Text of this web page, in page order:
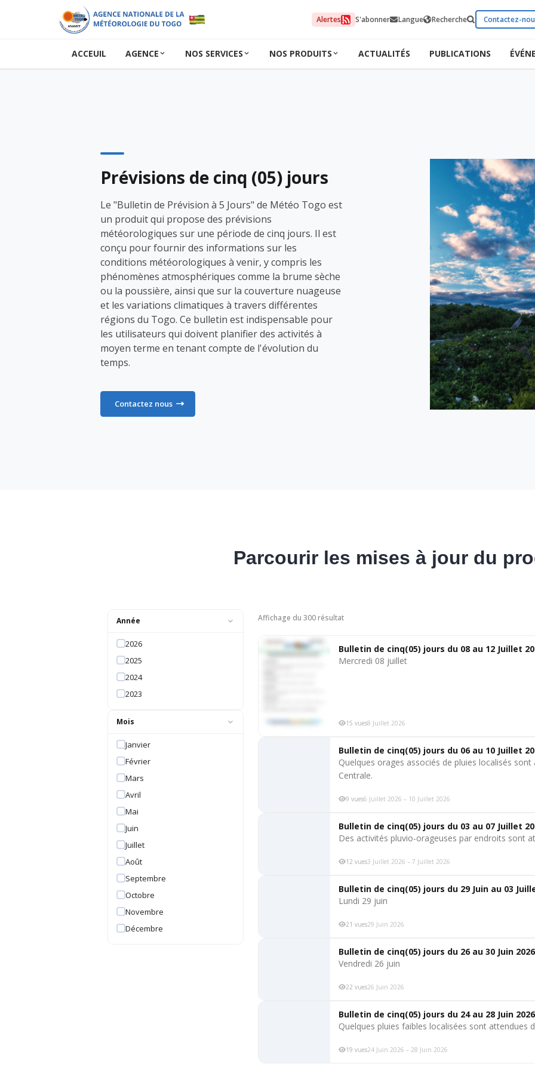
Alertes S'abonner Langue Recherche Contactez-
ACCEUIL AGENCE NOS SERVICES NOS PRODUITS ACTUALITÉS PUBLICATIONS
Prévisions de cinq (05) jours
Le "Bulletin de Prévision à 5 Jours" de Météo Togo est
un produit qui propose des prévisions
météorologiques sur une période de cinq jours. Il est
conçu pour fournir des informations sur les
conditions météorologiques à venir, y compris les
phénomènes atmosphériques comme la brume sèche
ou la poussière, ainsi que sur la couverture nuageuse
et les variations climatiques à travers différentes
régions du Togo. Ce bulletin est indispensable pour
les utilisateurs qui doivent planifier des activités à
moyen terme en tenant compte de l'évolution du
temps.
Contactez nous
Parcourir les mises à jour du
Année
2026
2025
2024
2023
Mois
Janvier
Février
Mars
Avril
Mai
Juin
Juillet
Août
Septembre
Octobre
Novembre
Décembre
Affichage du 300 résultat
Bulletin de cinq(05) jours du 08 au 12 Juillet
Mercredi 08 juillet
15 vues8 Juillet 2026
Bulletin de cinq(05) jours du 06 au 10 Juillet
Quelques orages associés de pluies localisés
Centrale.
9 vues6 Juillet 2026 – 10 Juillet 2026
Bulletin de cinq(05) jours du 03 au 07 Juillet
Des activités pluvio-orageuses par endroits sont
12 vues3 Juillet 2026 – 7 Juillet 2026
Bulletin de cinq(05) jours du 29 Juin au 03
Lundi 29 juin
21 vues29 Juin 2026
Bulletin de cinq(05) jours du 26 au 30 Juin 2026
Vendredi 26 juin
22 vues26 Juin 2026
Bulletin de cinq(05) jours du 24 au 28 Juin 2026
Quelques pluies faibles localisées sont attendues
19 vues24 Juin 2026 – 28 Juin 2026